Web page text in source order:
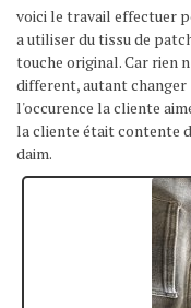
voici le travail effectuer
a utiliser du tissu de
touche original. Car rien
different, autant changer
l'occurence la cliente
la cliente était contente
daim.